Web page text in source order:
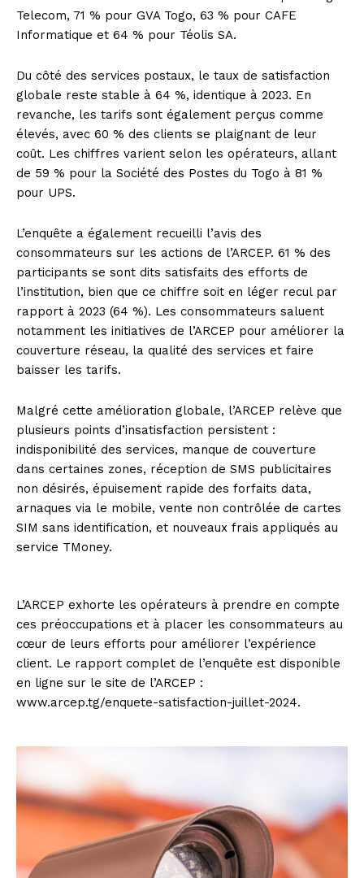
Telecom, 71 % pour GVA Togo, 63 % pour CAFE
Informatique et 64 % pour Téolis SA.
Du côté des services postaux, le taux de satisfaction
globale reste stable à 64 %, identique à 2023. En
revanche, les tarifs sont également perçus comme
élevés, avec 60 % des clients se plaignant de leur
coût. Les chiffres varient selon les opérateurs, allant
de 59 % pour la Société des Postes du Togo à 81 %
pour UPS.
L’enquête a également recueilli l’avis des
consommateurs sur les actions de l’ARCEP. 61 % des
participants se sont dits satisfaits des efforts de
l’institution, bien que ce chiffre soit en léger recul par
rapport à 2023 (64 %). Les consommateurs saluent
notamment les initiatives de l’ARCEP pour améliorer la
couverture réseau, la qualité des services et faire
baisser les tarifs.
Malgré cette amélioration globale, l’ARCEP relève que
plusieurs points d’insatisfaction persistent :
indisponibilité des services, manque de couverture
dans certaines zones, réception de SMS publicitaires
non désirés, épuisement rapide des forfaits data,
arnaques via le mobile, vente non contrôlée de cartes
SIM sans identification, et nouveaux frais appliqués au
service TMoney.
L’ARCEP exhorte les opérateurs à prendre en compte
ces préoccupations et à placer les consommateurs au
cœur de leurs efforts pour améliorer l’expérience
client. Le rapport complet de l’enquête est disponible
en ligne sur le site de l’ARCEP :
www.arcep.tg/enquete-satisfaction-juillet-2024.